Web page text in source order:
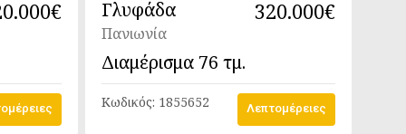
Γλυφάδα 320.000€
Πανιωνία
Διαμέρισμα 76 τμ.
Κωδικός: 1855652 Λεπτομέρειες